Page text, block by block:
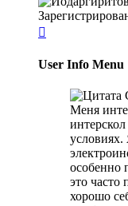

User Info Menu
Меня
особенно
это часто
хорошо